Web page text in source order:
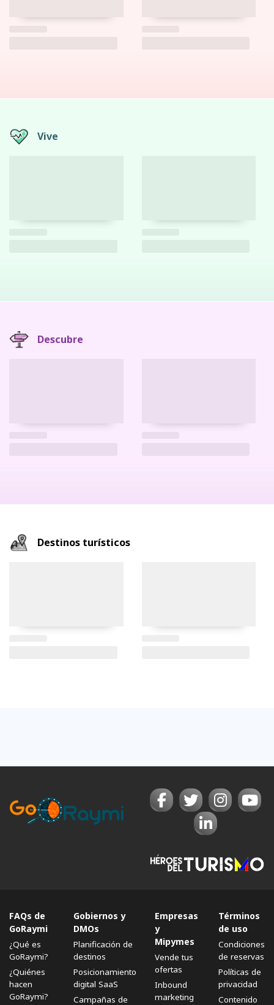
Vive
Descubre
Destinos turísticos
FAQs de
GoRaymi
¿Qué es
GoRaymi?
¿Quiénes
hacen
GoRaymi?
Gobiernos y
DMOs
Planificación de
destinos
Posicionamiento
digital SaaS
Campañas de
Empresas
y
Mipymes
Vende tus
ofertas
Inbound
marketing
Términos
de uso
Condiciones
de reservas
Políticas de
privacidad
Contenido